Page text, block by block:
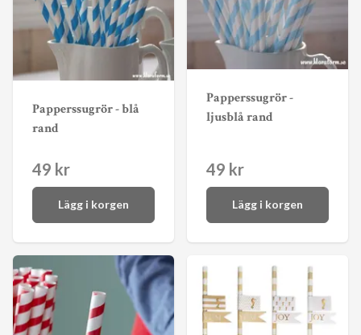
Papperssugrör - blå
rand
49 kr
Lägg i korgen
Papperssugrör -
ljusblå rand
49 kr
Lägg i korgen